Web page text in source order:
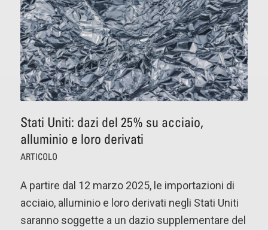
Stati Uniti: dazi del 25% su acciaio,
alluminio e loro derivati
ARTICOLO
A partire dal 12 marzo 2025, le importazioni di
acciaio, alluminio e loro derivati negli Stati Uniti
saranno soggette a un dazio supplementare del